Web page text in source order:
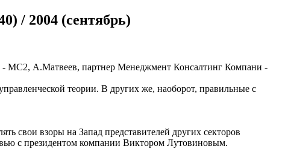
/ 2004 (сентябрь)
МС2, А.Матвеев, партнер Менеджмент Консалтинг Компани -
теории. В других же, наоборот, правильные с
свои взоры на Запад представителей других секторов
с президентом компании Виктором Лутовиновым.